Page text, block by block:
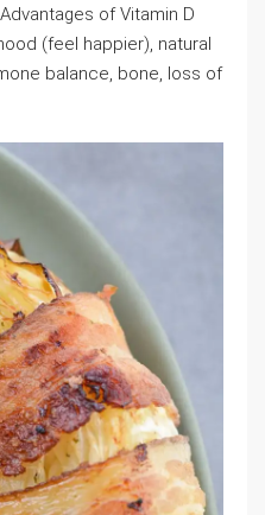
of Vitamin D
(feel happier), natural
balance, bone, loss of